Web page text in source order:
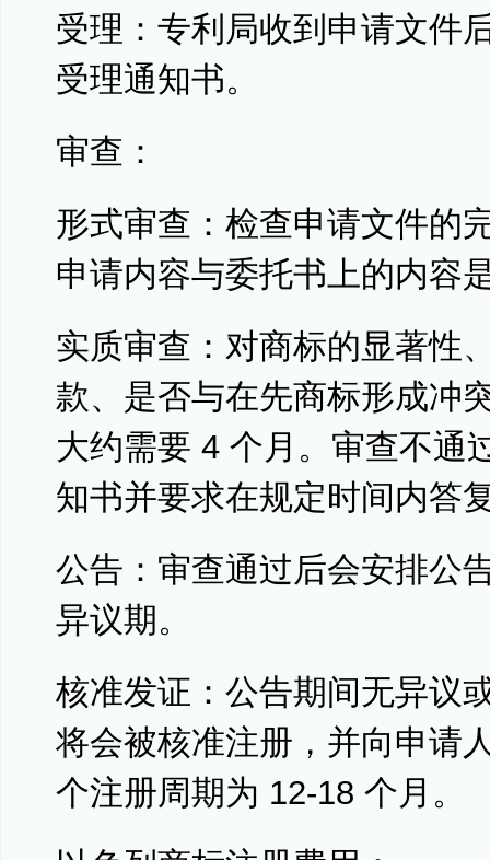
受理：专利局收到申请文件
受理通知书。
审查：
形式审查：检查申请文件的
申请内容与委托书上的内容
实质审查：对商标的显著性
款、是否与在先商标形成冲
大约需要 4 个月。审查不通
知书并要求在规定时间内答
公告：审查通过后会安排公
异议期。
核准发证：公告期间无异议
将会被核准注册，并向申请
个注册周期为 12-18 个月。